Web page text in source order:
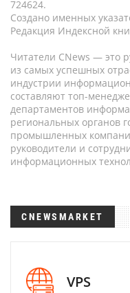
724624.
Создано именных
Редакция Индексной
Читатели CNews — это
из самых успешных
индустрии
составляют топ-
департаментов
региональных органов
промышленных
руководители и
информационных
CNEWSMARKET
VPS